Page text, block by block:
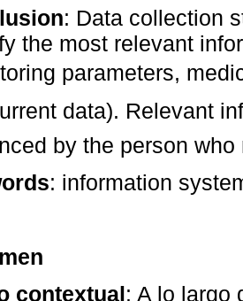
: Data collection
the most relevant
parameters,
data). Relevant
by the person
: information
contextual: A lo largo